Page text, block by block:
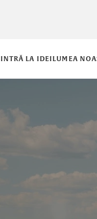
INTRĂ LA IDEILUMEA